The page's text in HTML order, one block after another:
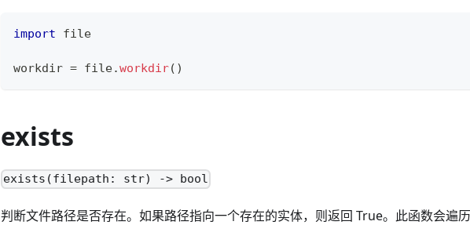
import file
workdir = file.workdir()
exists
exists(filepath: str) -> bool
判断文件路径是否存在。如果路径指向一个存在的实体，则返回 True。此函数会遍